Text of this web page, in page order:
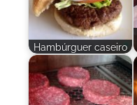
Hambúrguer caseiro